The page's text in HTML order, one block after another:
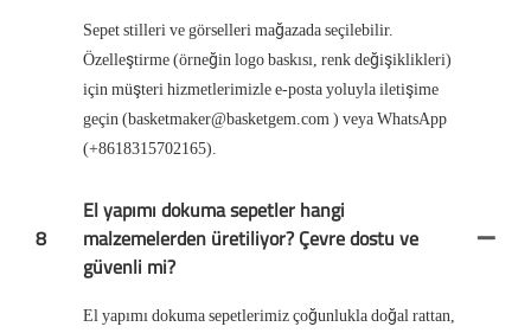
Sepet stilleri ve görselleri mağazada seçilebilir.
Özelleştirme (örneğin logo baskısı, renk değişiklikleri)
için müşteri hizmetlerimizle e-posta yoluyla iletişime
geçin (basketmaker@basketgem.com ) veya WhatsApp
(+8618315702165).
8
El yapımı dokuma sepetler hangi
malzemelerden üretiliyor? Çevre dostu ve
güvenli mi?
El yapımı dokuma sepetlerimiz çoğunlukla doğal rattan,